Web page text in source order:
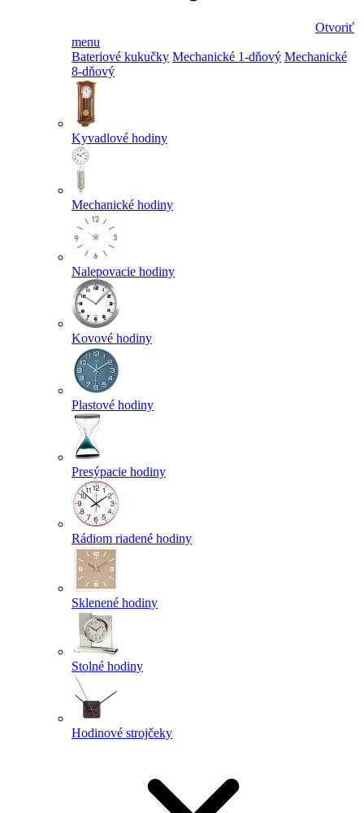
Otvoriť
menu
Bateriové kukučky Mechanické 1-dňový Mechanické
8-dňový
Kyvadlové hodiny
Mechanické hodiny
Nalepovacie hodiny
Kovové hodiny
Plastové hodiny
Presýpacie hodiny
Rádiom riadené hodiny
Sklenené hodiny
Stolné hodiny
Hodinové strojčeky